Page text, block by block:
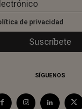
de privacidad
SÍGUENOS